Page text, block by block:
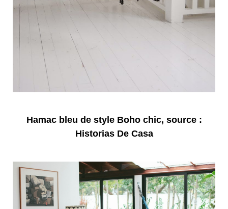
Hamac bleu de style Boho chic, source :
Historias De Casa